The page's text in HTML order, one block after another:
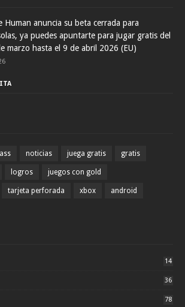
Human anuncia su beta cerrada para
ya puedes apuntarte para jugar gratis del
marzo hasta el 9 de abril 2026 (EU)
noticias juega gratis gratis
logros juegos con gold
tarjeta perforada xbox android
14
36
78